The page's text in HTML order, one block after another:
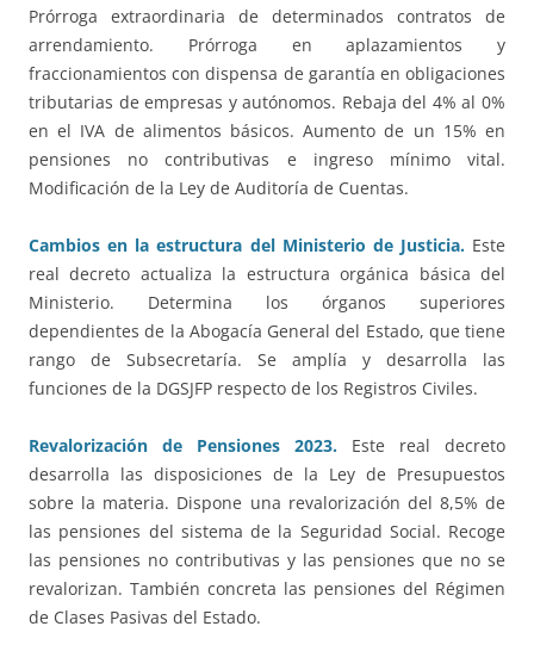
Prórroga extraordinaria de determinados contratos de
arrendamiento. Prórroga en aplazamientos y
fraccionamientos con dispensa de garantía en obligaciones
tributarias de empresas y autónomos. Rebaja del 4% al 0%
en el IVA de alimentos básicos. Aumento de un 15% en
pensiones no contributivas e ingreso mínimo vital.
Modificación de la Ley de Auditoría de Cuentas.
Cambios en la estructura del Ministerio de Justicia.Este
real decreto actualiza la estructura orgánica básica del
Ministerio. Determina los órganos superiores
dependientes de la Abogacía General del Estado, que tiene
rango de Subsecretaría. Se amplía y desarrolla las
funciones de la DGSJFP respecto de los Registros Civiles.
Revalorización de Pensiones 2023. Este real decreto
desarrolla las disposiciones de la Ley de Presupuestos
sobre la materia. Dispone una revalorización del 8,5% de
las pensiones del sistema de la Seguridad Social. Recoge
las pensiones no contributivas y las pensiones que no se
revalorizan. También concreta las pensiones del Régimen
de Clases Pasivas del Estado.